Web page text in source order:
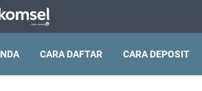
CARA DAFTAR CARA DEPOSIT